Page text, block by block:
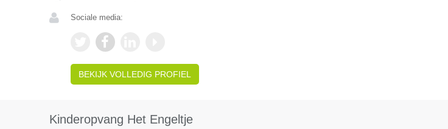
Sociale media:
BEKIJK VOLLEDIG PROFIEL
Kinderopvang Het Engeltje